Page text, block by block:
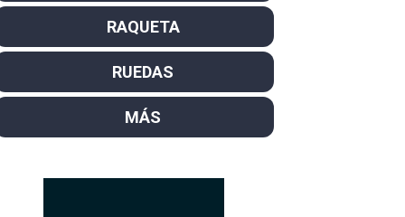
como campeón
Cassidy y el nuevo líder Dennis
Pro
RAQUETA
RUEDAS
MÁS